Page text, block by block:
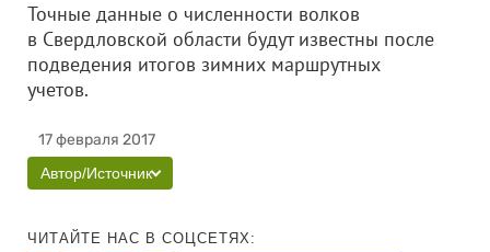
Точные данные о численности волков
в Свердловской области будут известны после
подведения итогов зимних маршрутных
учетов.
17 февраля 2017
Автор/Источник
ЧИТАЙТЕ НАС В СОЦСЕТЯХ: